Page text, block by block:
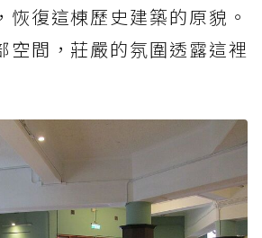
恢復這棟歷史建築的原貌。
空間，莊嚴的氛圍透露這裡